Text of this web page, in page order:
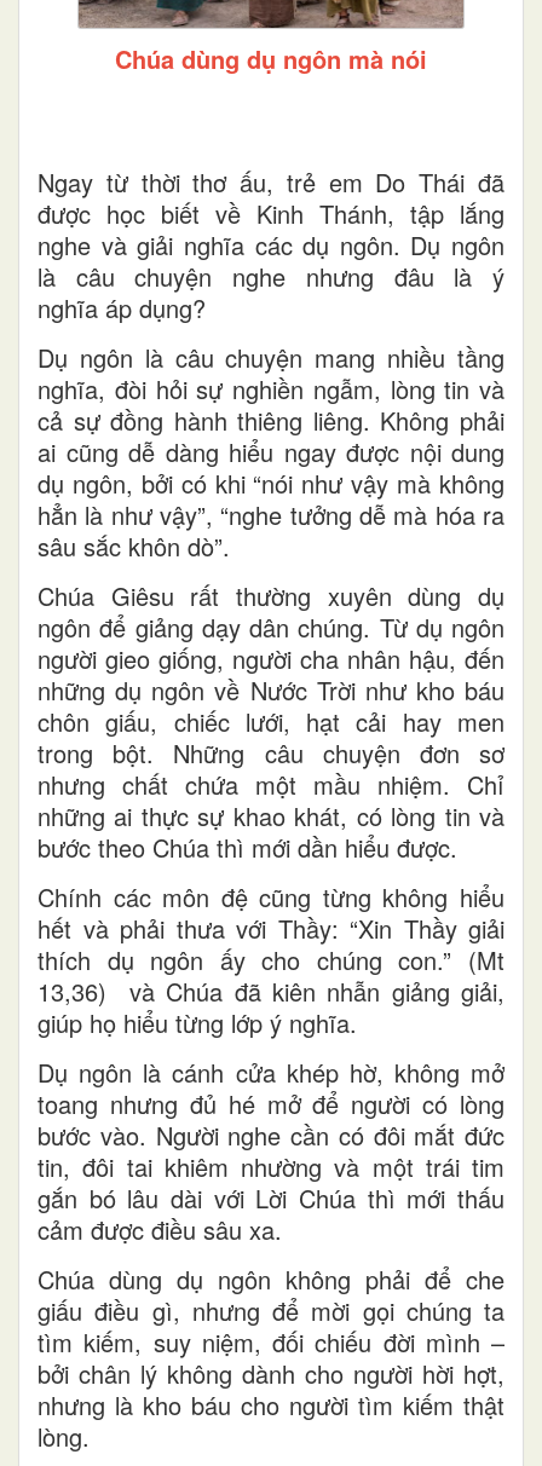
Chúa dùng dụ ngôn mà nói
Ngay từ thời thơ ấu, trẻ em Do Thái đã
được học biết về Kinh Thánh, tập lắng
nghe và giải nghĩa các dụ ngôn. Dụ ngôn
là câu chuyện nghe nhưng đâu là ý
nghĩa áp dụng?
Dụ ngôn là câu chuyện mang nhiều tầng
nghĩa, đòi hỏi sự nghiền ngẫm, lòng tin và
cả sự đồng hành thiêng liêng. Không phải
ai cũng dễ dàng hiểu ngay được nội dung
dụ ngôn, bởi có khi “nói như vậy mà không
hẳn là như vậy”, “nghe tưởng dễ mà hóa ra
sâu sắc khôn dò”.
Chúa Giêsu rất thường xuyên dùng dụ
ngôn để giảng dạy dân chúng. Từ dụ ngôn
người gieo giống, người cha nhân hậu, đến
những dụ ngôn về Nước Trời như kho báu
chôn giấu, chiếc lưới, hạt cải hay men
trong bột. Những câu chuyện đơn sơ
nhưng chất chứa một mầu nhiệm. Chỉ
những ai thực sự khao khát, có lòng tin và
bước theo Chúa thì mới dần hiểu được.
Chính các môn đệ cũng từng không hiểu
hết và phải thưa với Thầy: “Xin Thầy giải
thích dụ ngôn ấy cho chúng con.” (Mt
13,36) và Chúa đã kiên nhẫn giảng giải,
giúp họ hiểu từng lớp ý nghĩa.
Dụ ngôn là cánh cửa khép hờ, không mở
toang nhưng đủ hé mở để người có lòng
bước vào. Người nghe cần có đôi mắt đức
tin, đôi tai khiêm nhường và một trái tim
gắn bó lâu dài với Lời Chúa thì mới thấu
cảm được điều sâu xa.
Chúa dùng dụ ngôn không phải để che
giấu điều gì, nhưng để mời gọi chúng ta
tìm kiếm, suy niệm, đối chiếu đời mình –
bởi chân lý không dành cho người hời hợt,
nhưng là kho báu cho người tìm kiếm thật
lòng.